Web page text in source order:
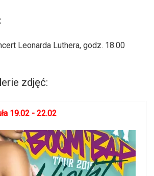
Leonarda Luthera, godz. 18.00
zdjęć:
19.02 - 22.02